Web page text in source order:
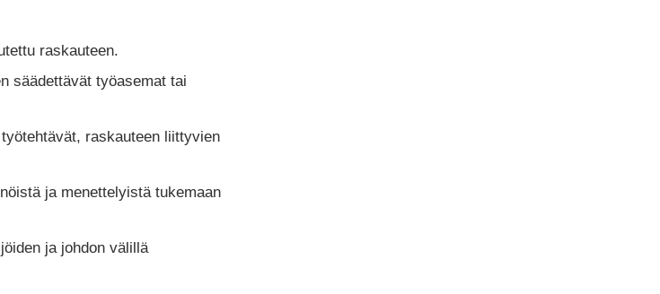
raskauteen.
säädettävät työasemat tai
raskauteen liittyvien
ja menettelyistä tukemaan
ja johdon välillä